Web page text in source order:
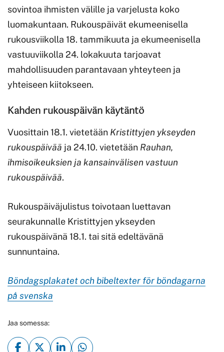
sovintoa ihmisten välille ja varjelusta koko
luomakuntaan. Rukouspäivät ekumeenisella
rukousviikolla 18. tammikuuta ja ekumeenisella
vastuuviikolla 24. lokakuuta tarjoavat
mahdollisuuden parantavaan yhteyteen ja
yhteiseen kiitokseen.
Kahden rukouspäivän käytäntö
Vuosittain 18.1. vietetään Kristittyjen ykseyden
rukouspäivää ja 24.10. vietetään Rauhan,
ihmisoikeuksien ja kansainvälisen vastuun
rukouspäivää.
Rukouspäiväjulistus toivotaan luettavan
seurakunnalle Kristittyjen ykseyden
rukouspäivänä 18.1. tai sitä edeltävänä
sunnuntaina.
Böndagsplakatet och bibeltexter för böndagarna
på svenska
Jaa somessa: